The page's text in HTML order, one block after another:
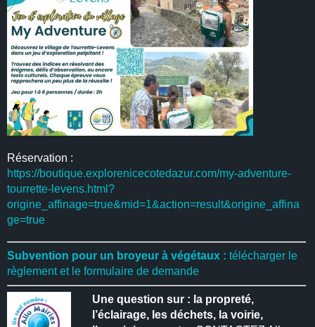
Réservation :
https://boutique.explorenicecotedazur.com/my-adventure-
tourrette-levens.html?
origine_affinage=true&mid=1&action=result&origine_affina
ge=true
Subvention pour un broyeur à végétaux : télécharger le
règlement et le formulaire de demande
Une question sur : la propreté,
l’éclairage, les déchets, la voirie,